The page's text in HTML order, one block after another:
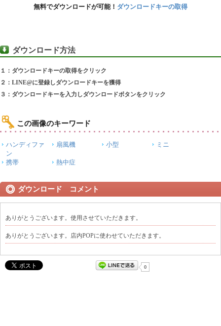
無料でダウンロードが可能！ ダウンロードキーの取得
ダウンロード方法
１：ダウンロードキーの取得をクリック
２：LINE@に登録しダウンロードキーを獲得
３：ダウンロードキーを入力しダウンロードボタンをクリック
この画像のキーワード
ハンディファ
ン
扇風機 小型 ミニ
携帯 熱中症
ダウンロード コメント
ありがとうございます。使用させていただきます。
ありがとうございます。店内POPに使わせていただきます。
0